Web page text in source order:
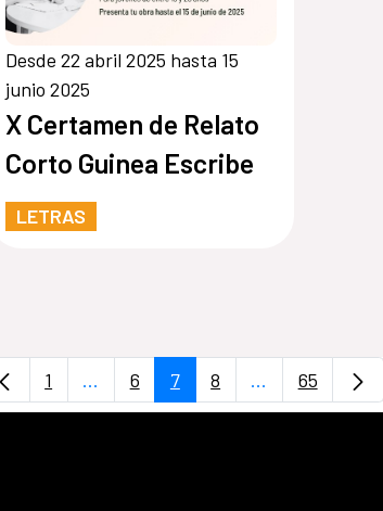
Desde 22 abril 2025 hasta 15
junio 2025
X Certamen de Relato
Corto Guinea Escribe
LETRAS
Página
1 ...Páginas intermedias Use TAB para
Página
6 Página
7 Página
8 ...PáginasPágina
65